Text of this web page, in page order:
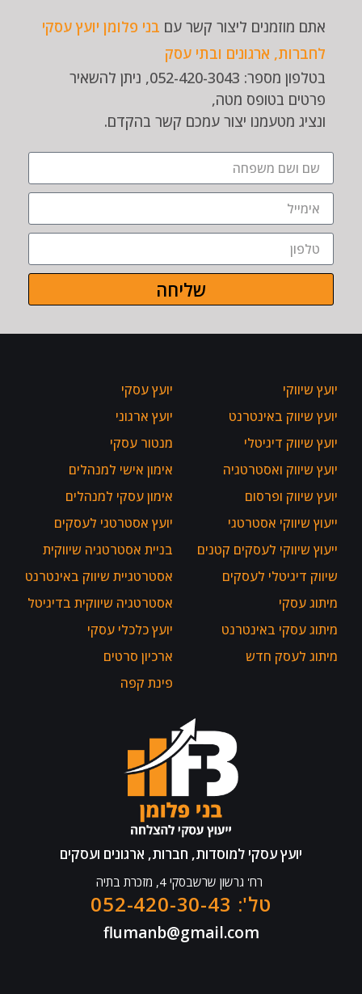
אתם מוזמנים ליצור קשר עם בני פלומן יועץ עסקי
לחברות, ארגונים ובתי עסק
בטלפון מספר: 052-420-3043, ניתן להשאיר
פרטים בטופס מטה,
ונציג מטעמנו יצור עמכם קשר בהקדם.
שליחה
יועץ עסקי למוסדות, חברות, ארגונים ועסקים
רח' גרשון שרשבסקי 4, מזכרת בתיה
טל': 052-420-30-43
flumanb@gmail.com
יועץ עסקי
יועץ ארגוני
מנטור עסקי
אימון אישי למנהלים
אימון עסקי למנהלים
יועץ אסטרטגי לעסקים
בניית אסטרטגיה שיווקית
אסטרטגיית שיווק באינטרנט
אסטרטגיה שיווקית בדיגיטל
יועץ כלכלי עסקי
ארכיון סרטים
פינת קפה
יועץ שיווקי
יועץ שיווק באינטרנט
יועץ שיווק דיגיטלי
יועץ שיווק ואסטרטגיה
יועץ שיווק ופרסום
ייעוץ שיווקי אסטרטגי
ייעוץ שיווקי לעסקים קטנים
שיווק דיגיטלי לעסקים
מיתוג עסקי
מיתוג עסקי באינטרנט
מיתוג לעסק חדש